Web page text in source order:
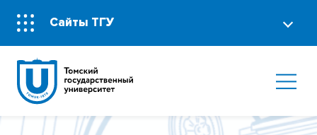
Сайты ТГУ